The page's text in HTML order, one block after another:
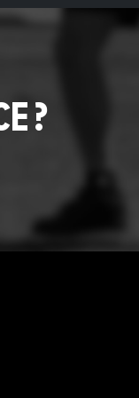
?